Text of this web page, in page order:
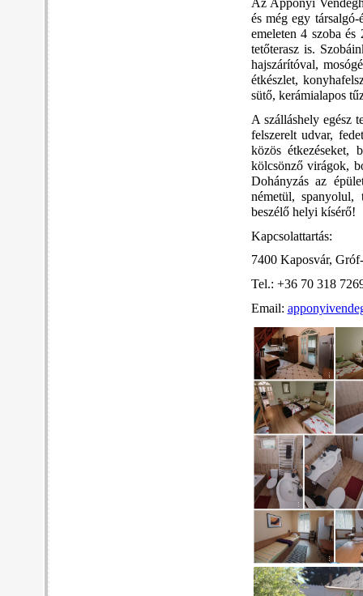
Az Apponyi
és még egy
emeleten 4 szoba
tetőterasz is.
hajszárítóval,
étkészlet,
sütő, kerámialapos
A szálláshely egész
felszerelt udvar,
közös étkezéseket,
kölcsönző virágok,
Dohányzás az
németül,
beszélő helyi kísérő!
Kapcsolattartás:
7400 Kaposvár,
Tel.: +36 70 318
Email: